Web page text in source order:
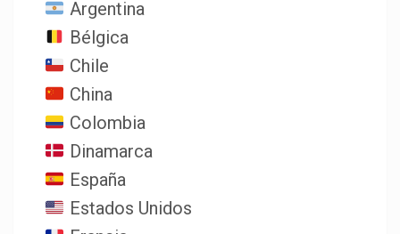
Argentina
Bélgica
Chile
China
Colombia
Dinamarca
España
Estados Unidos